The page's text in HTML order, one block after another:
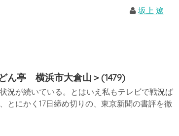
坂上 遼
ん亭 横浜市大倉山＞(1479)
況が続いている。とはいえ私もテレビで戦況ば
とにかく17日締め切りの、東京新聞の書評を徹